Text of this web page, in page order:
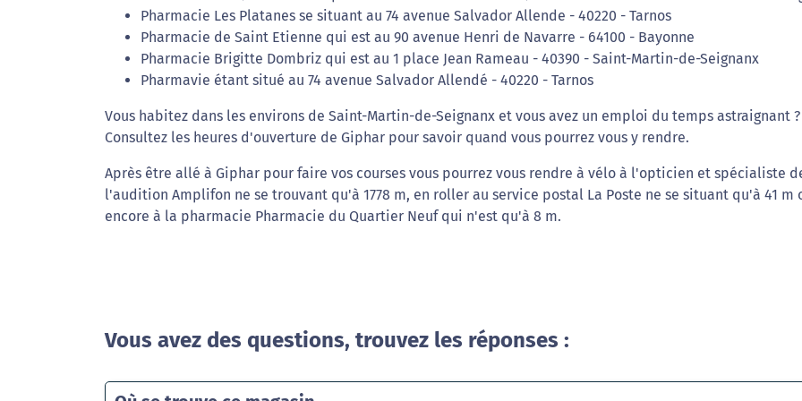
Pharmacie Les Platanes se situant au 74 avenue Salvador Allende - 40220 - Tarnos
Pharmacie de Saint Etienne qui est au 90 avenue Henri de Navarre - 64100 - Bayonne
Pharmacie Brigitte Dombriz qui est au 1 place Jean Rameau - 40390 - Saint-Martin-de-Seignanx
Pharmavie étant situé au 74 avenue Salvador Allendé - 40220 - Tarnos
Vous habitez dans les environs de Saint-Martin-de-Seignanx et vous avez un emploi du temps astraignant ?
Consultez les heures d'ouverture de Giphar pour savoir quand vous pourrez vous y rendre.
Après être allé à Giphar pour faire vos courses vous pourrez vous rendre à vélo à l'opticien et spécialiste
l'audition Amplifon ne se trouvant qu'à 1778 m, en roller au service postal La Poste ne se situant qu'à 41 m
encore à la pharmacie Pharmacie du Quartier Neuf qui n'est qu'à 8 m.
Vous avez des questions, trouvez les réponses :